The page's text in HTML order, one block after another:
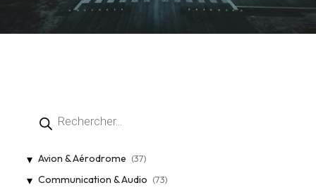
Avion & Aérodrome (37)
Communication & Audio (73)